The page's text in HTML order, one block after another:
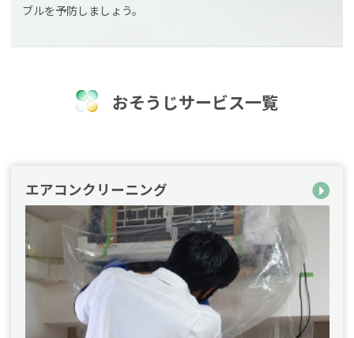
ブルを予防しましょう。
おそうじサービス一覧
エアコンクリーニング